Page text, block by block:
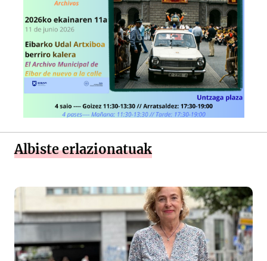
Albiste erlazionatuak